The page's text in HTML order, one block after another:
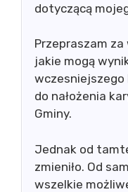
dotyczącą
Przepraszam
jakie mogą
wczesniejszego
do nałożenia
Gminy.
Jednak od
zmieniło. Od
wszelkie